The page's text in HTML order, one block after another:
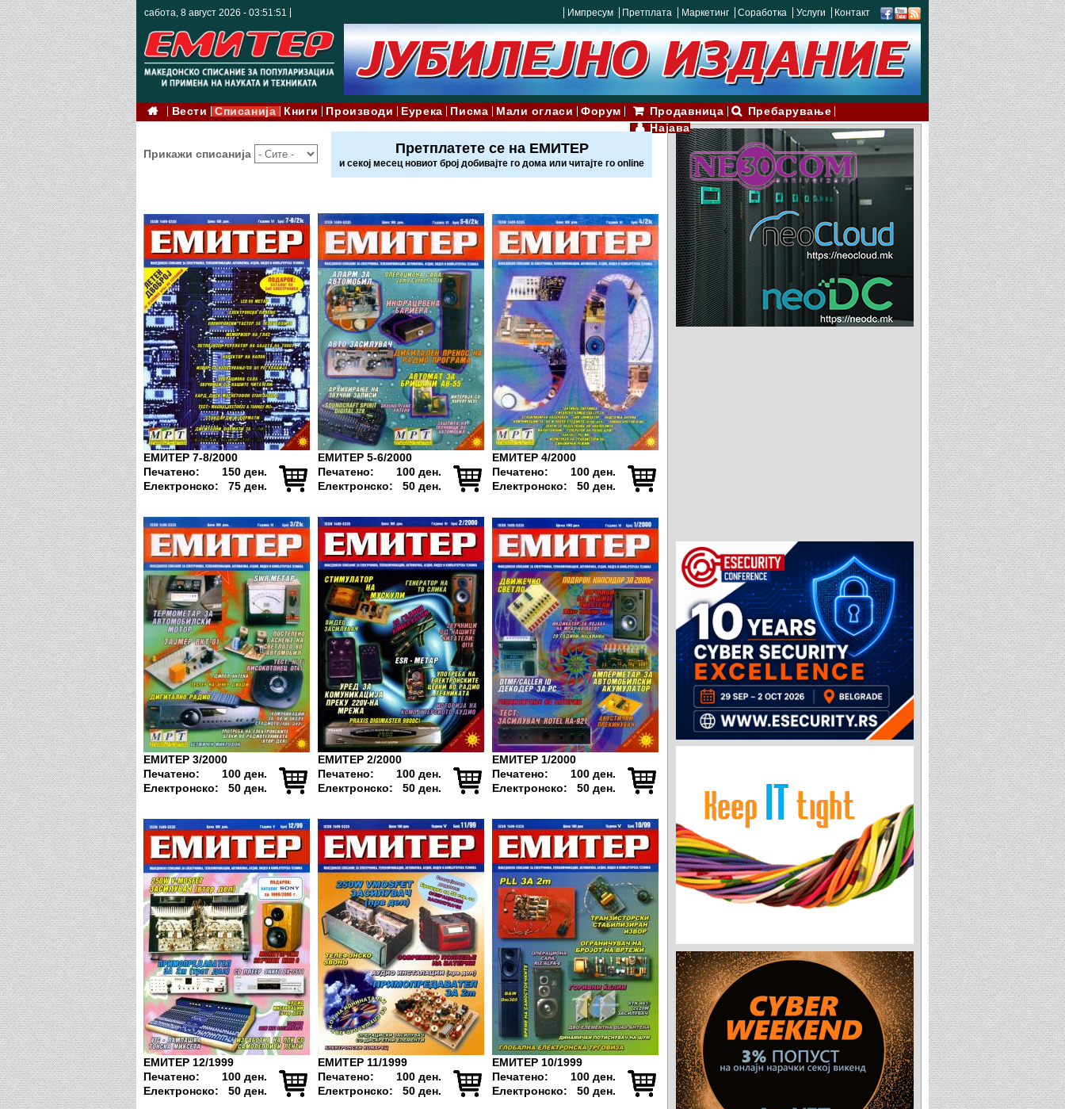
сабота, 8 август 2026 - 03:51:52 Импресум Претплата Маркетинг Соработка Услуги Контакт
Вести Списанија Книги Производи Еурека Писма Мали огласи Форум Продавница
Пребарување
Најава
Прикажи списанија Претплатете се на ЕМИТЕР
и секој месец новиот број добивајте го дома или читајте го online
ЕМИТЕР 7-8/2000
Печатено:
150 ден.
Електронско:
75 ден.
ЕМИТЕР 5-6/2000
Печатено:
100 ден.
Електронско:
50 ден.
ЕМИТЕР 4/2000
Печатено:
100 ден.
Електронско:
50 ден.
ЕМИТЕР 3/2000
Печатено:
100 ден.
Електронско:
50 ден.
ЕМИТЕР 2/2000
Печатено:
100 ден.
Електронско:
50 ден.
ЕМИТЕР 1/2000
Печатено:
100 ден.
Електронско:
50 ден.
ЕМИТЕР 12/1999
Печатено:
100 ден.
Електронско:
50 ден.
ЕМИТЕР 11/1999
Печатено:
100 ден.
Електронско:
50 ден.
ЕМИТЕР 10/1999
Печатено:
100 ден.
Електронско:
50 ден.